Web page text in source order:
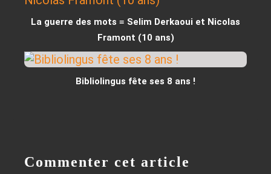
La guerre des mots ≡ Selim Derkaoui et Nicolas
Framont (10 ans)
Bibliolingus fête ses 8 ans !
Commenter cet article